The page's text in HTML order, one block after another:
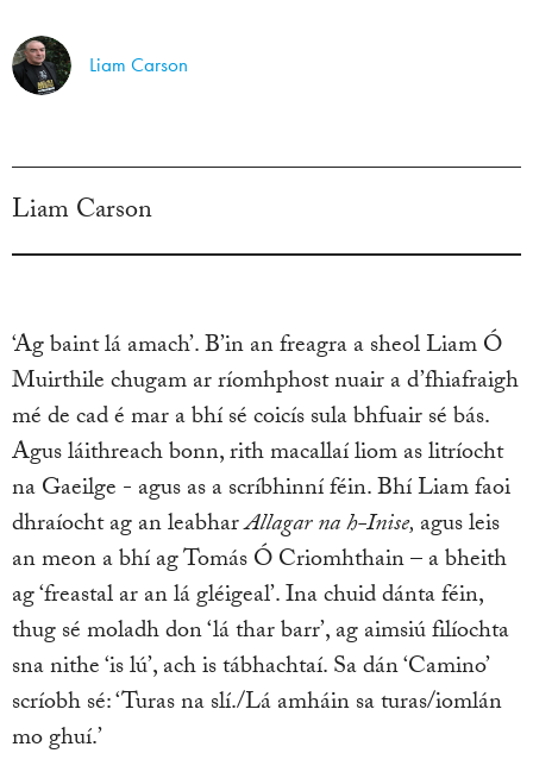
Liam Carson
Liam Carson
‘Ag baint lá amach’. B’in an freagra a sheol Liam Ó
Muirthile chugam ar ríomhphost nuair a d’fhiafraigh
mé de cad é mar a bhí sé coicís sula bhfuair sé bás.
Agus láithreach bonn, rith macallaí liom as litríocht
na Gaeilge - agus as a scríbhinní féin. Bhí Liam faoi
dhraíocht ag an leabharAllagar na h-Inise, agus leis
an meon a bhí ag Tomás Ó Criomhthain – a bheith
ag ‘freastalar an lá gléigeal’. Ina chuid dánta féin,
thug sé moladh don ‘lá thar barr’, ag aimsiú filíochta
sna nithe ‘is lú’, ach is tábhachtaí. Sa dán ‘Camino’
scríobh sé: ‘Turas na slí./Lá amháin sa turas/iomlán
mo ghuí.’